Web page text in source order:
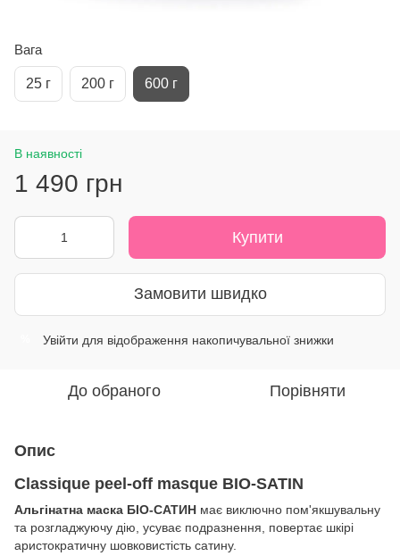
Вага
25 г 200 г 600 г
В наявності
1 490 грн
Купити
Замовити швидко
Увійти для відображення накопичувальної знижки
До обраного Порівняти
Опис
Classique peel-off masque BIO-SATIN
Альгінатна маска БІО-САТИН має виключно пом'якшувальну
та розгладжуючу дію, усуває подразнення, повертає шкірі
аристократичну шовковистість сатину.